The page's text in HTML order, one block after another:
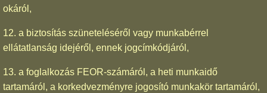
okáról,
12. a biztosítás szüneteléséről vagy munkabérrel
ellátatlanság idejéről, ennek jogcímkódjáról,
13. a foglalkozás FEOR-számáról, a heti munkaidő
tartamáról, a korkedvezményre jogosító munkakör tartamáról,